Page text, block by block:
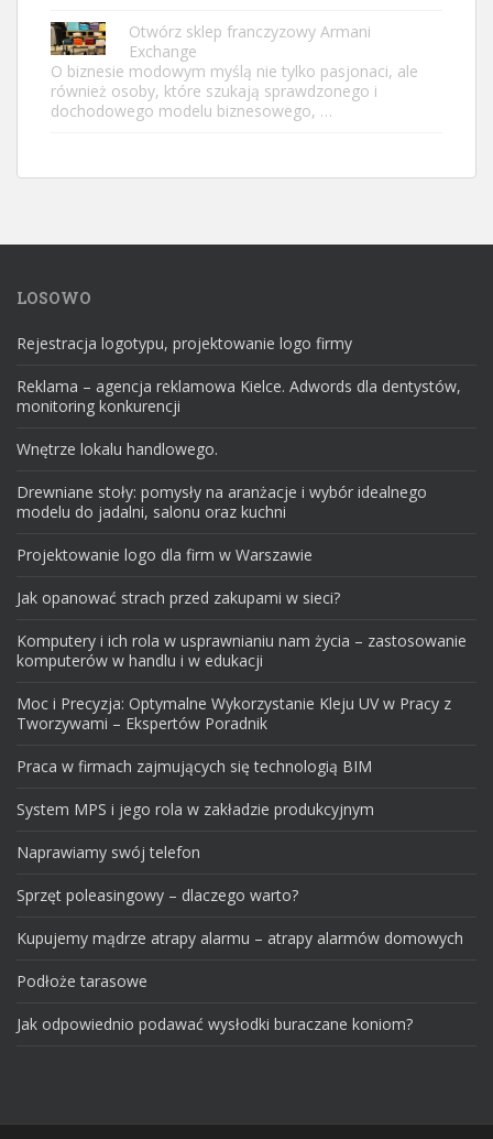
Otwórz sklep franczyzowy Armani
Exchange
O biznesie modowym myślą nie tylko pasjonaci, ale
również osoby, które szukają sprawdzonego i
dochodowego modelu biznesowego, …
LOSOWO
Rejestracja logotypu, projektowanie logo firmy
Reklama – agencja reklamowa Kielce. Adwords dla dentystów,
monitoring konkurencji
Wnętrze lokalu handlowego.
Drewniane stoły: pomysły na aranżacje i wybór idealnego
modelu do jadalni, salonu oraz kuchni
Projektowanie logo dla firm w Warszawie
Jak opanować strach przed zakupami w sieci?
Komputery i ich rola w usprawnianiu nam życia – zastosowanie
komputerów w handlu i w edukacji
Moc i Precyzja: Optymalne Wykorzystanie Kleju UV w Pracy z
Tworzywami – Ekspertów Poradnik
Praca w firmach zajmujących się technologią BIM
System MPS i jego rola w zakładzie produkcyjnym
Naprawiamy swój telefon
Sprzęt poleasingowy – dlaczego warto?
Kupujemy mądrze atrapy alarmu – atrapy alarmów domowych
Podłoże tarasowe
Jak odpowiednio podawać wysłodki buraczane koniom?